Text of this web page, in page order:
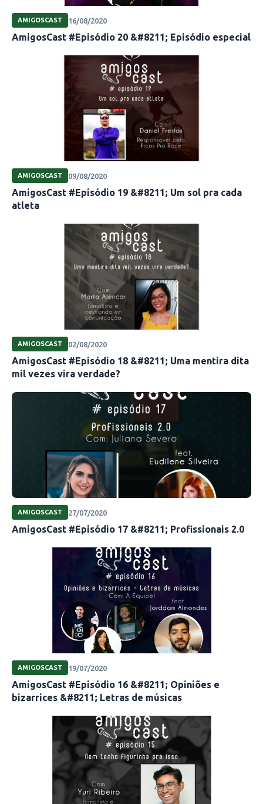
AMIGOSCAST 16/08/2020
AmigosCast #Episódio 20 &#8211; Episódio especial
AMIGOSCAST 09/08/2020
AmigosCast #Episódio 19 &#8211; Um sol pra cada
atleta
AMIGOSCAST 02/08/2020
AmigosCast #Episódio 18 &#8211; Uma mentira dita
mil vezes vira verdade?
AMIGOSCAST 27/07/2020
AmigosCast #Episódio 17 &#8211; Profissionais 2.0
AMIGOSCAST 19/07/2020
AmigosCast #Episódio 16 &#8211; Opiniões e
bizarrices &#8211; Letras de músicas